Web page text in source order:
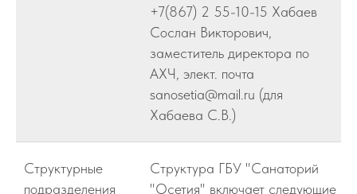
+7(867) 2 55-10-15 Хабаев
Сослан Викторович,
заместитель директора по
АХЧ, элект. почта
sanosetia@mail.ru (для
Хабаева С.В.)
Структурные
подразделения
Структура ГБУ "Санаторий
"Осетия" включает следующие